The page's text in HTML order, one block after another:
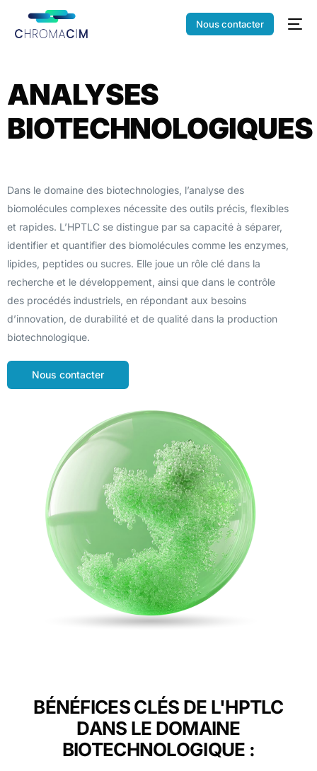
Nous contacter
ANALYSES
BIOTECHNOLOGIQUES
Dans le domaine des biotechnologies, l’analyse des
biomolécules complexes nécessite des outils précis, flexibles
et rapides. L’HPTLC se distingue par sa capacité à séparer,
identifier et quantifier des biomolécules comme les enzymes,
lipides, peptides ou sucres. Elle joue un rôle clé dans la
recherche et le développement, ainsi que dans le contrôle
des procédés industriels, en répondant aux besoins
d’innovation, de durabilité et de qualité dans la production
biotechnologique.
Nous contacter
BÉNÉFICES CLÉS DE L'HPTLC
DANS LE DOMAINE
BIOTECHNOLOGIQUE :